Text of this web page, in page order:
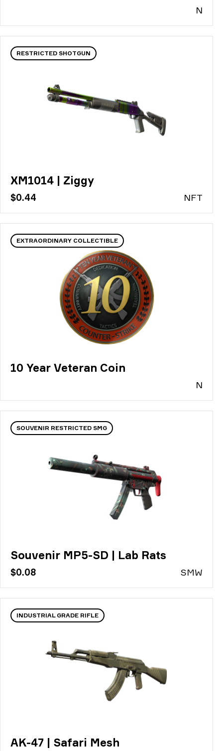
N
RESTRICTED SHOTGUN
XM1014 | Ziggy
$0.44 NFT
EXTRAORDINARY COLLECTIBLE
10 Year Veteran Coin
N
SOUVENIR RESTRICTED SMG
Souvenir MP5-SD | Lab Rats
$0.08 SMW
INDUSTRIAL GRADE RIFLE
AK-47 | Safari Mesh